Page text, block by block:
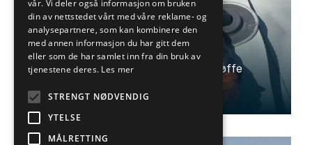
Presenning
Skreddersydde pvc-produkter for tøffe
vår. Vi deler også informasjon om bruken
din av nettstedet vårt med våre reklame- og
analysepartnere, som kan kombinere den
med annen informasjon du har gitt dem
eller som de har samlet inn fra din bruk av
tjenestene deres. Les mer
STRENGT NØDVENDIG
YTELSE
MÅLRETTING